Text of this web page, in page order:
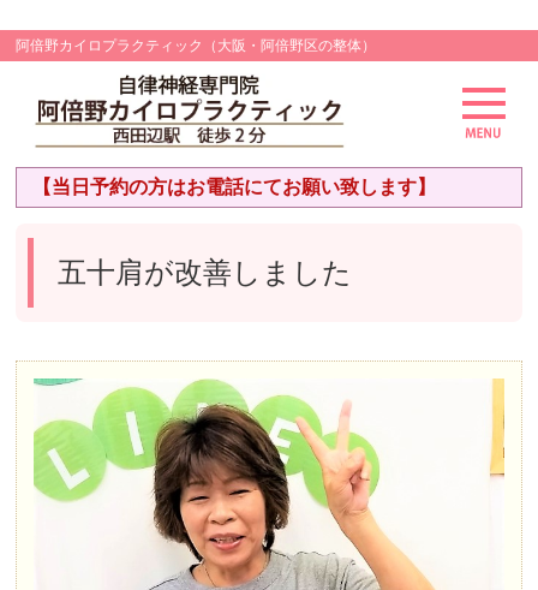
阿倍野カイロプラクティック（大阪・阿倍野区の整体）
【当日予約の方はお電話にてお願い致します】
五十肩が改善しました